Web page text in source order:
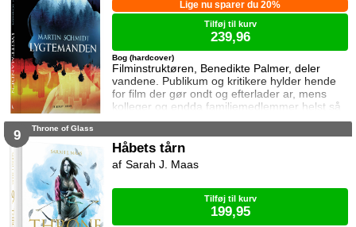
Filminstruktøren, Benedikte Palmer, deler
vandene. Publikum og kritikere hylder hende
for film der gør ondt og efterlader ar, mens
kolleger og endda familiemedlemmer helst så
hende forsvinde. Under en rejse til Los
miste livet. Da efterforskningen fortsætter
nyuddannede agent April Biggs for at assistere
Bog (hardcover)
Lige nu sparer du 20%
Tilføj til kurv
239,96
9 Throne of Glass
Håbets tårn
Sarah J. Maas
Tilføj til kurv
199,95